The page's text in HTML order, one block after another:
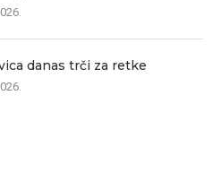
danas trči za retke